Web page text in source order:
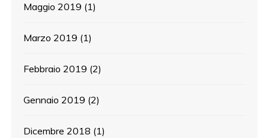
Maggio 2019 (1)
Marzo 2019 (1)
Febbraio 2019 (2)
Gennaio 2019 (2)
Dicembre 2018 (1)